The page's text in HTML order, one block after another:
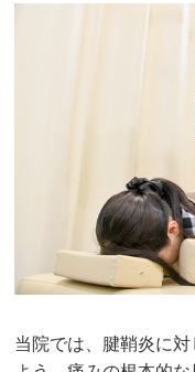
当院では、腱鞘炎に